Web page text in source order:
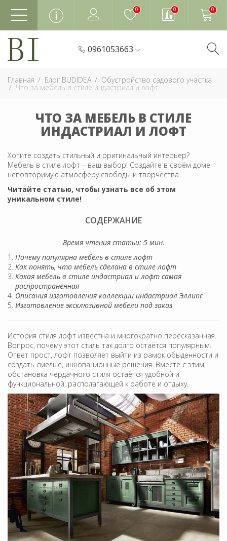
0 0 0
0961053663
Главная Блог BUDIDEA Обустройство садового участка
Что за мебель в стиле индастриал и лофт
ЧТО ЗА МЕБЕЛЬ В СТИЛЕ
ИНДАСТРИАЛ И ЛОФТ
Хотите создать стильный и оригинальный интерьер?
Мебель в стиле лофт – ваш выбор! Создайте в своём доме
неповторимую атмосферу свободы и творчества.
Читайте статью, чтобы узнать все об этом
уникальном стиле!
СОДЕРЖАНИЕ
Время чтения статьи: 5 мин.
Почему популярна мебель в стиле лофт
Как понять, что мебель сделана в стиле лофт
Какая мебель в стиле индастриал и лофт самая
распространённая
Описания изготовления коллекции индастриал Эллипс
Изготовление эксклюзивной мебели под заказ
История стиля лофт известна и многократно пересказанная.
Вопрос, почему этот стиль так долго остаётся популярным.
Ответ прост, лофт позволяет выйти из рамок обыденности и
создать смелые, инновационные решения. Вместе с этим,
обстановка чердачного стиля остаётся удобной и
функциональной, располагающей к работе и отдыху.